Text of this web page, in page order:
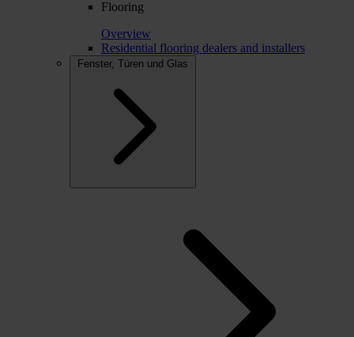
Flooring
Overview
Residential flooring dealers and installers
Fenster, Türen und Glas